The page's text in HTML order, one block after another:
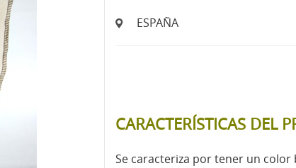
ESPAÑA
CARACTERÍSTICAS DEL
Se caracteriza por tener un